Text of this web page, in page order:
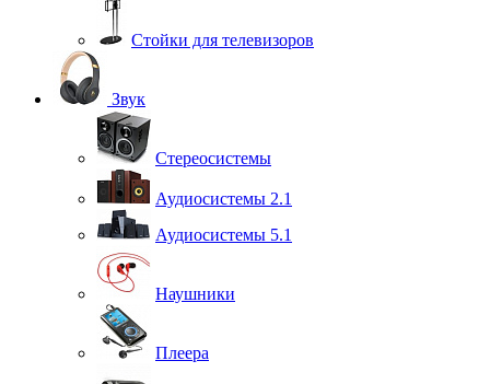
Стойки для телевизоров
Звук
Стереосистемы
Аудиосистемы 2.1
Аудиосистемы 5.1
Наушники
Плеера